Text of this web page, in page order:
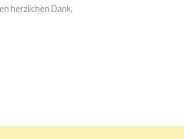
herzlichen Dank.